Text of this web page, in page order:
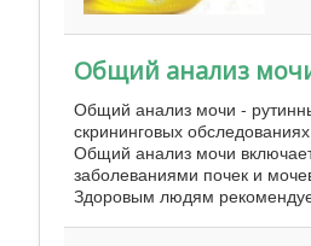
Общий анализ
Общий анализ мочи -
скрининговых
Общий анализ мочи
заболеваниями почек и
Здоровым людям